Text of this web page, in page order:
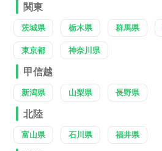
関東
茨城県 栃木県 群馬県
東京都 神奈川県
甲信越
新潟県 山梨県 長野県
北陸
富山県 石川県 福井県